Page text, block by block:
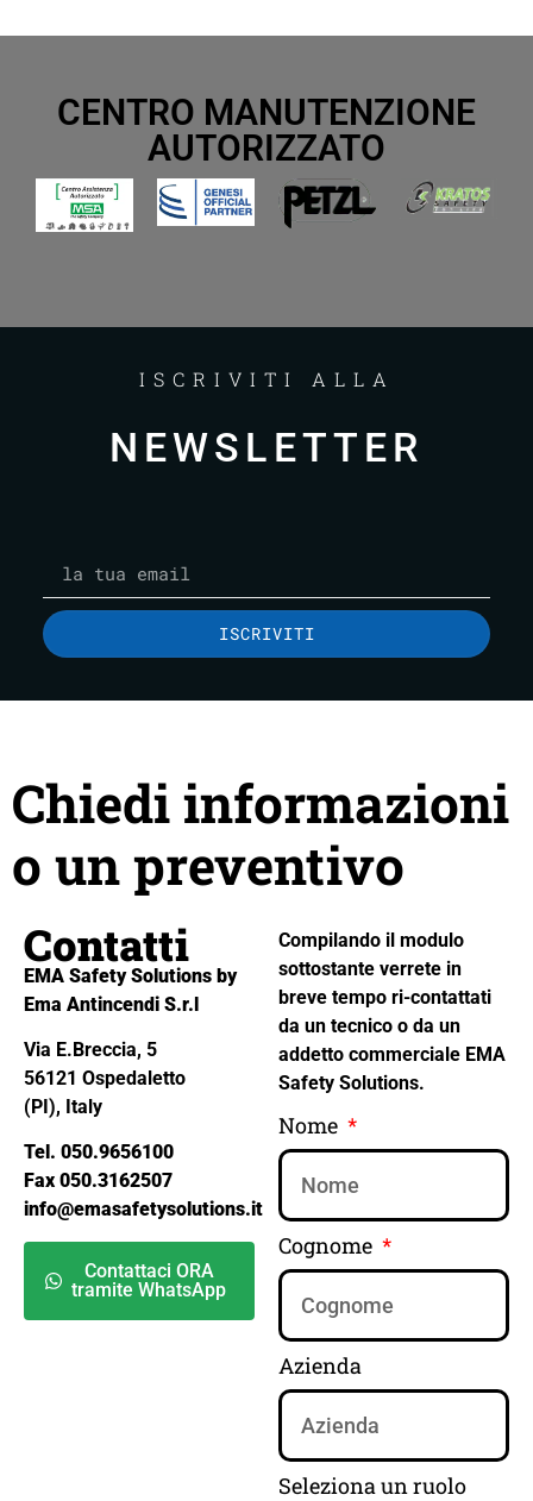
CENTRO MANUTENZIONE
AUTORIZZATO
ISCRIVITI ALLA
NEWSLETTER
ISCRIVITI
Chiedi informazioni
o un preventivo
Contatti
EMA Safety Solutions by
Ema Antincendi S.r.l
Via E.Breccia, 5
56121 Ospedaletto
(PI), Italy
Tel. 050.9656100
Fax 050.3162507
info@emasafetysolutions.it
Contattaci ORA
tramite WhatsApp
Compilando il modulo
sottostante verrete in
breve tempo ri-contattati
da un tecnico o da un
addetto commerciale EMA
Safety Solutions.
Nome
Cognome
Azienda
Seleziona un ruolo